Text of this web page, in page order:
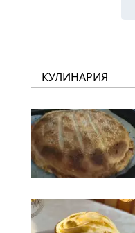
КУЛИНАРИЯ